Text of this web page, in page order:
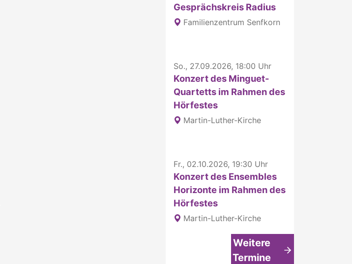
Gesprächskreis Radius
Familienzentrum Senfkorn
So., 27.09.2026, 18:00 Uhr
Konzert des Minguet-
Quartetts im Rahmen des
Hörfestes
Martin-Luther-Kirche
Fr., 02.10.2026, 19:30 Uhr
Konzert des Ensembles
Horizonte im Rahmen des
Hörfestes
Martin-Luther-Kirche
Weitere
Termine